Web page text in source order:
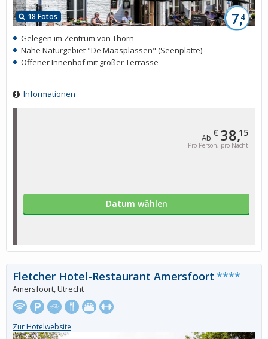
Ab € 38,15
Pro Person, pro Nacht
Datum wählen
18 Fotos 7,4
Gelegen im Zentrum von Thorn
Nahe Naturgebiet "De Maasplassen" (Seenplatte)
Offener Innenhof mit großer Terrasse
Informationen
Fletcher Hotel-Restaurant Amersfoort ****
Amersfoort, Utrecht
Zur Hotelwebsite